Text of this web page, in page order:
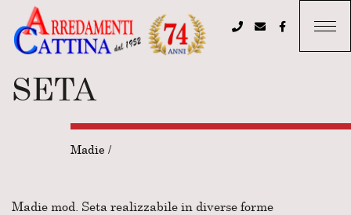
SETA
Madie /
Madie mod. Seta realizzabile in diverse forme